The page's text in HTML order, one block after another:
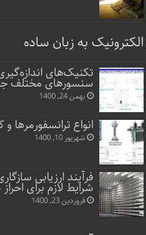
الکترونیک به زبان ساده
تکنیک‌های
سنسورهای مختلف
بهمن 24, 1400
انواع ترانسفورمرها و
شهریور 10, 1400
فرآیند ارزیابی
شرایط لازم برای
فروردین 23, 1400